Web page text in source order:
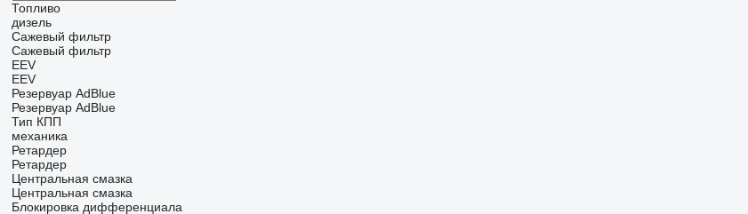
Топливо
дизель
Сажевый фильтр
Сажевый фильтр
EEV
EEV
Резервуар AdBlue
Резервуар AdBlue
Тип КПП
механика
Ретардер
Ретардер
Центральная смазка
Центральная смазка
Блокировка дифференциала